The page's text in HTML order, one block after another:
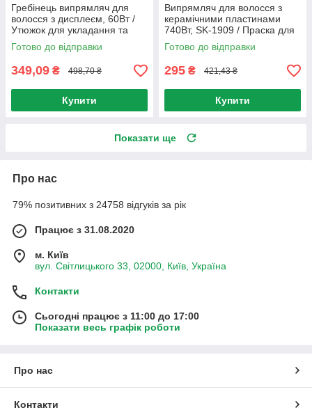
Гребінець випрямляч для
волосся з дисплеєм, 60Вт /
Утюжок для укладання та
вирівнювання волосся
Готово до відправки
349,09 ₴ 498,70 ₴
Купити
Випрямляч для волосся з
керамічними пластинами
740Вт, SK-1909 / Праска для
випрямлення волосся
Готово до відправки
295 ₴ 421,43 ₴
Купити
Показати ще
Про нас
79% позитивних з 24758 відгуків за рік
Працює з 31.08.2020
м. Київ
вул. Світлицького 33, 02000, Київ, Україна
Контакти
Сьогодні працює з 11:00 до 17:00
Показати весь графік роботи
Про нас
Контакти